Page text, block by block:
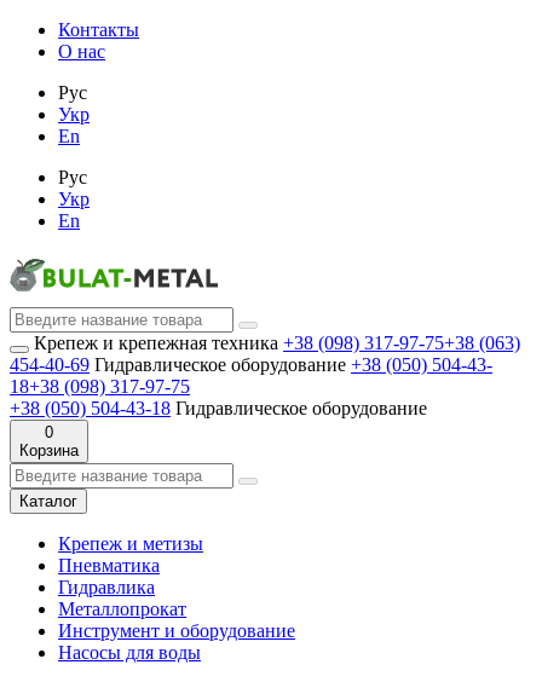
Контакты
О нас
Рус
Укр
En
Рус
Укр
En
Крепеж и крепежная техника +38 (098) 317-97-75+38 (063)
454-40-69 Гидравлическое оборудование +38 (050) 504-43-
18+38 (098) 317-97-75
+38 (050) 504-43-18 Гидравлическое оборудование
0
Корзина
Каталог
Крепеж и метизы
Пневматика
Гидравлика
Металлопрокат
Инструмент и оборудование
Насосы для воды